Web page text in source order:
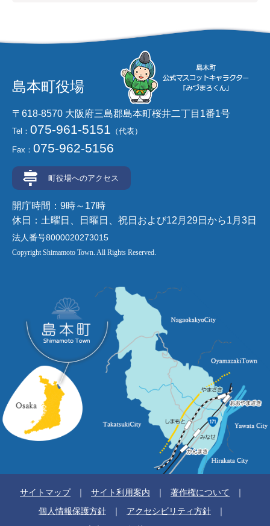
島本町役場
〒618-8570 大阪府三島郡島本町桜井二丁目1番1号
Tel： 075-961-5151 （代表）
Fax： 075-962-5156
町役場へのアクセス
開庁時間：9時～17時
休日：土曜日、日曜日、祝日および12月29日から1月3日
法人番号8000020273015
Copyright Shimamoto Town. All Rights Reserved.
サイトマップ サイト利用案内
著作権について
個人情報保護方針
アクセシビリティ方針